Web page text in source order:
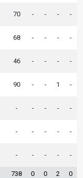
70 - - - -
68 - - - -
46 - - - -
90 - - 1 -
- - - - -
- - - - -
- - - - -
738 0 0 2 0